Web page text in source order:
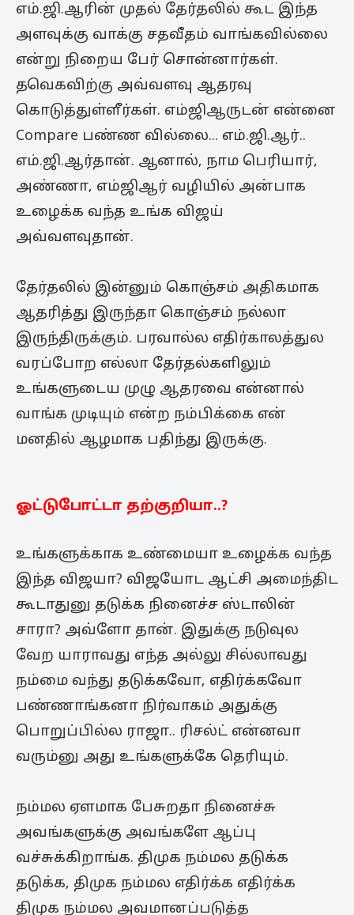
எம்.ஜி.ஆரின் முதல் தேர்தலில் கூட இந்த
அளவுக்கு வாக்கு சதவீதம் வாங்கவில்லை
என்று நிறைய பேர் சொன்னார்கள்.
தவெகவிற்கு அவ்வளவு ஆதரவு
கொடுத்துள்ளீர்கள். எம்ஜிஆருடன் என்னை
Compare பண்ண வில்லை... எம்.ஜி.ஆர்..
எம்.ஜி.ஆர்தான். ஆனால், நாம பெரியார்,
அண்ணா, எம்ஜிஆர் வழியில் அன்பாக
உழைக்க வந்த உங்க விஜய்
அவ்வளவுதான்.
தேர்தலில் இன்னும் கொஞ்சம் அதிகமாக
ஆதரித்து இருந்தா கொஞ்சம் நல்லா
இருந்திருக்கும். பரவால்ல எதிர்காலத்துல
வரப்போற எல்லா தேர்தல்களிலும்
உங்களுடைய முழு ஆதரவை என்னால்
வாங்க முடியும் என்ற நம்பிக்கை என்
மனதில் ஆழமாக பதிந்து இருக்கு.
ஓட்டுபோட்டா தற்குறியா..?
உங்களுக்காக உண்மையா உழைக்க வந்த
இந்த விஜயா? விஜயோட ஆட்சி அமைந்திட
கூடாதுனு தடுக்க நினைச்ச ஸ்டாலின்
சாரா? அவ்ளோ தான். இதுக்கு நடுவுல
வேற யாராவது எந்த அல்லு சில்லாவது
நம்மை வந்து தடுக்கவோ, எதிர்க்கவோ
பண்ணாங்கனா நிர்வாகம் அதுக்கு
பொறுப்பில்ல ராஜா.. ரிசல்ட் என்னவா
வரும்னு அது உங்களுக்கே தெரியும்.
நம்மல ஏளமாக பேசுறதா நினைச்சு
அவங்களுக்கு அவங்களே ஆப்பு
வச்சுக்கிறாங்க. திமுக நம்மல தடுக்க
தடுக்க, திமுக நம்மல எதிர்க்க எதிர்க்க
திமுக நம்மல அவமானப்படுத்த